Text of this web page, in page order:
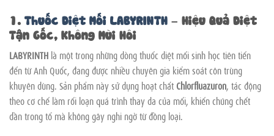
1. Thuốc Diệt Mối LABYRINTH – Hiệu Quả Diệt
Tận Gốc, Không Mùi Hôi
LABYRINTH là một trong những dòng thuốc diệt mối sinh học tiên tiến
đến từ Anh Quốc, đang được nhiều chuyên gia kiểm soát côn trùng
khuyên dùng. Sản phẩm này sử dụng hoạt chất Chlorfluazuron, tác động
theo cơ chế làm rối loạn quá trình thay da của mối, khiến chúng chết
dần trong tổ mà không gây nghi ngờ từ đồng loại.